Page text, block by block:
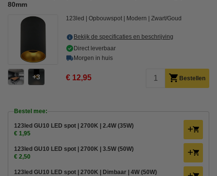
80mm
3
123led Opbouwspot Modern Zwart/Goud
Bekijk de specificaties en beschrijving
Direct leverbaar
Morgen in huis
€ 12,95 Bestellen
Bestel mee:
123led GU10 LED spot | 2700K | 2.4W (35W)
€ 1,95
123led GU10 LED spot | 2700K | 3.5W (50W)
€ 2,50
123led GU10 LED spot | 2700K | Dimbaar | 4W (50W)